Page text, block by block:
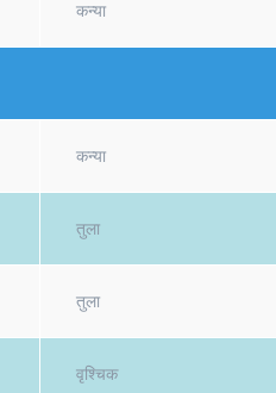
कन्या
कन्या
तुला
तुला
वृश्चिक